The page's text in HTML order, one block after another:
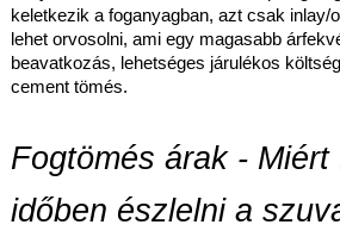
keletkezik a foganyagban, azt csak inlay/
lehet orvosolni, ami egy magasabb
beavatkozás, lehetséges járulékos
cement tömés.
Fogtömés árak - Miért
időben észlelni a